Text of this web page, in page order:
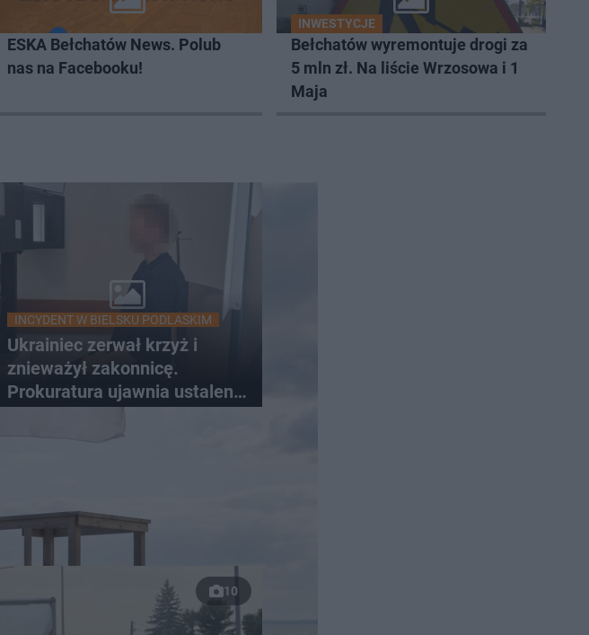
ESKA Bełchatów News. Polub
nas na Facebooku!
INWESTYCJE
Bełchatów wyremontuje drogi za
5 mln zł. Na liście Wrzosowa i 1
Maja
INCYDENT W BIELSKU PODLASKIM
Ukrainiec zerwał krzyż i
znieważył zakonnicę.
Prokuratura ujawnia ustalenia
10